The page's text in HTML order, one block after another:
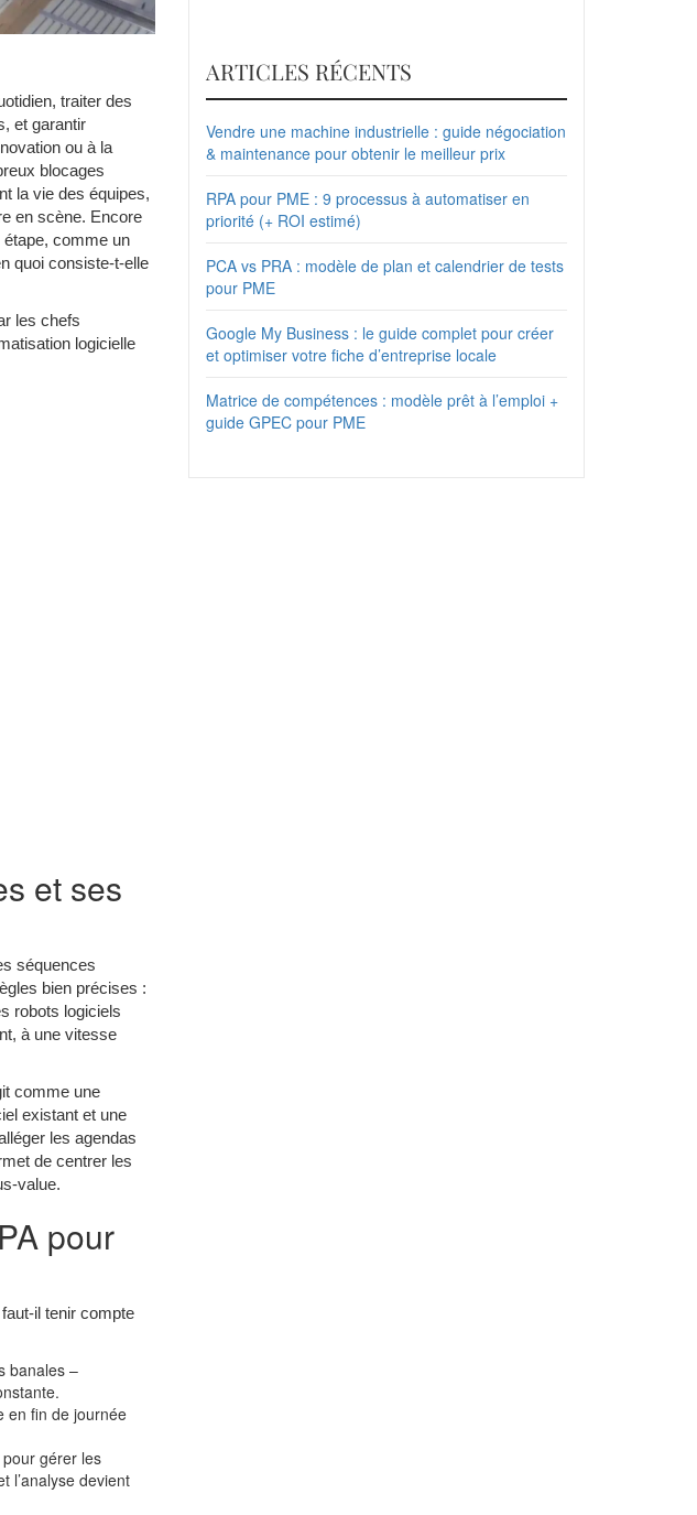
traiter des
et garantir
ou à la
blocages
la vie des équipes,
en scène. Encore
étape, comme un
quoi consiste-t-elle
les chefs
logicielle
et ses
séquences
bien précises :
robots logiciels
à une vitesse
comme une
existant et une
les agendas
de centrer les
value.
pour
il tenir compte
banales –
en fin de journée
gérer les
l’analyse devient
ARTICLES RÉCENTS
Vendre une machine industrielle : guide négociation
& maintenance pour obtenir le meilleur prix
RPA pour PME : 9 processus à automatiser en
priorité (+ ROI estimé)
PCA vs PRA : modèle de plan et calendrier de tests
pour PME
Google My Business : le guide complet pour créer
et optimiser votre fiche d’entreprise locale
Matrice de compétences : modèle prêt à l’emploi +
guide GPEC pour PME